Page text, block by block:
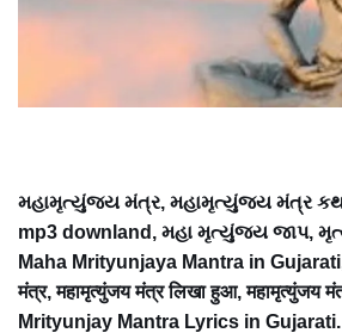
મહામૃત્યુંજય મંત્ર, મહામૃત્યુંજય મંત્ર
mp3 downland, મહા મૃત્યુંજય જાપ,
Maha Mrityunjaya Mantra in
मंत्र, महामृत्युंजय मंत्र लिखा हुआ, महामृत्युंजय
Mrityunjay Mantra Lyrics in